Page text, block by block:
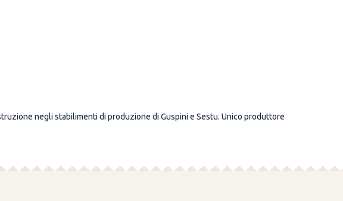
negli stabilimenti di produzione di Guspini e Sestu. Unico produttore